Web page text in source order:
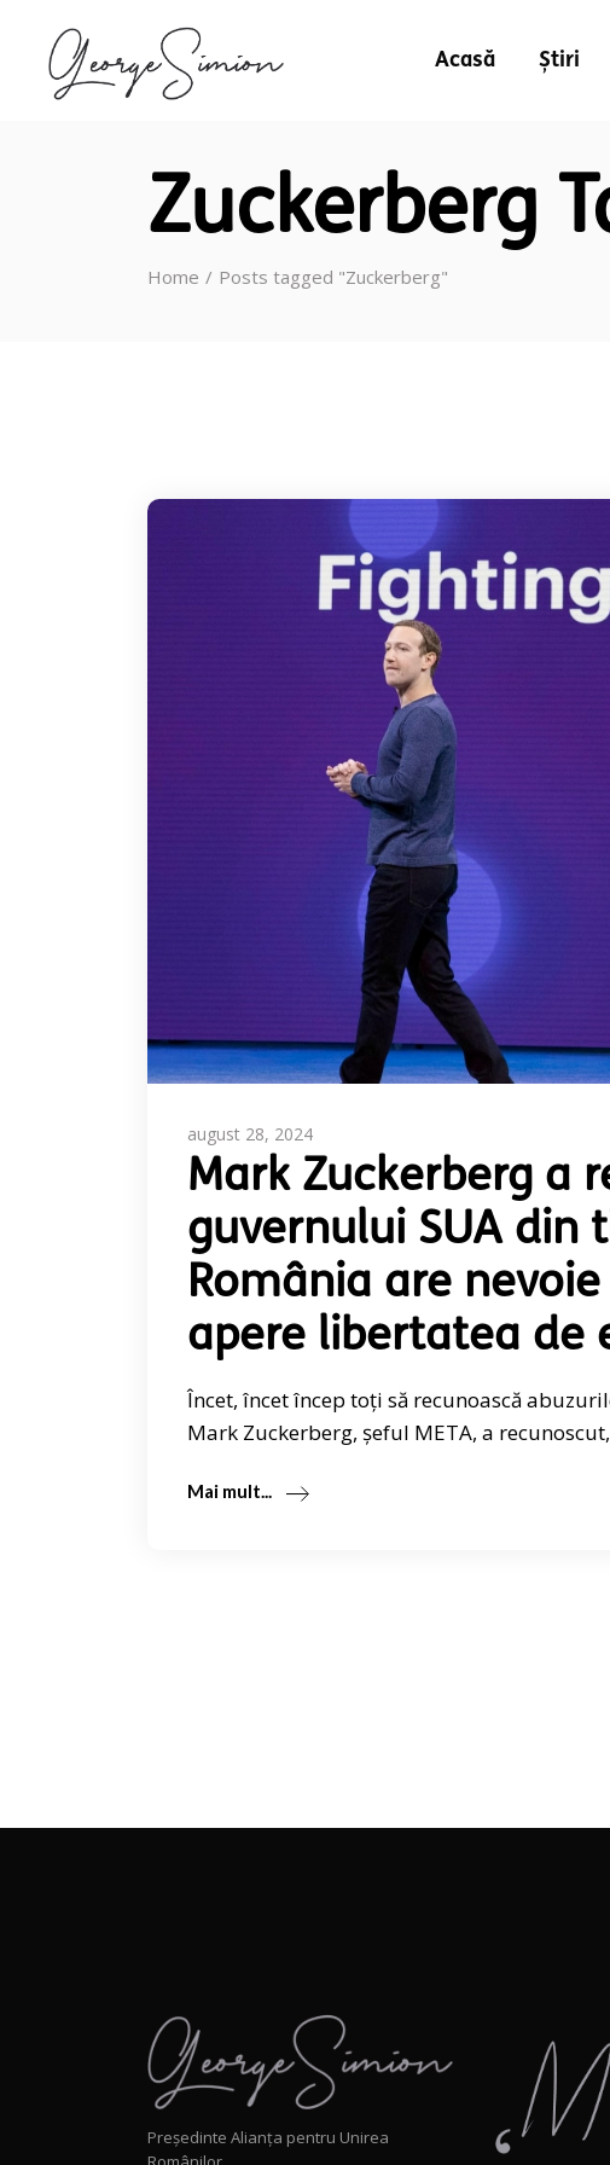
Acasă Știri
Zuckerberg
Home Posts tagged "Zuckerberg"
august 28, 2024
Mark Zuckerberg a
guvernului SUA din
România are
apere libertatea de
Încet, încet încep toți să recunoască
Mark Zuckerberg, șeful META, a recunoscut,
Mai mult...
Președinte Alianța pentru Unirea